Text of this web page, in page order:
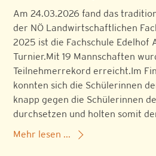
Am 24.03.2026 fand das
der NÖ Landwirtschaftlichen
2025 ist die Fachschule Edelhof
Turnier.Mit 19 Mannschaften
Teilnehmerrekord erreicht.Im
konnten sich die Schülerinnen
knapp gegen die Schülerinnen
durchsetzen und holten somit
Mehr lesen ...